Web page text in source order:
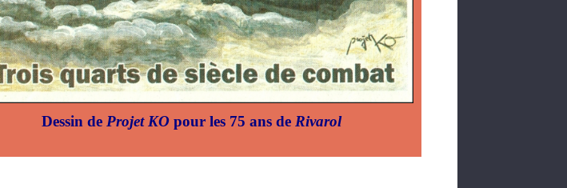
Dessin de Projet KO pour les 75 ans de Rivarol